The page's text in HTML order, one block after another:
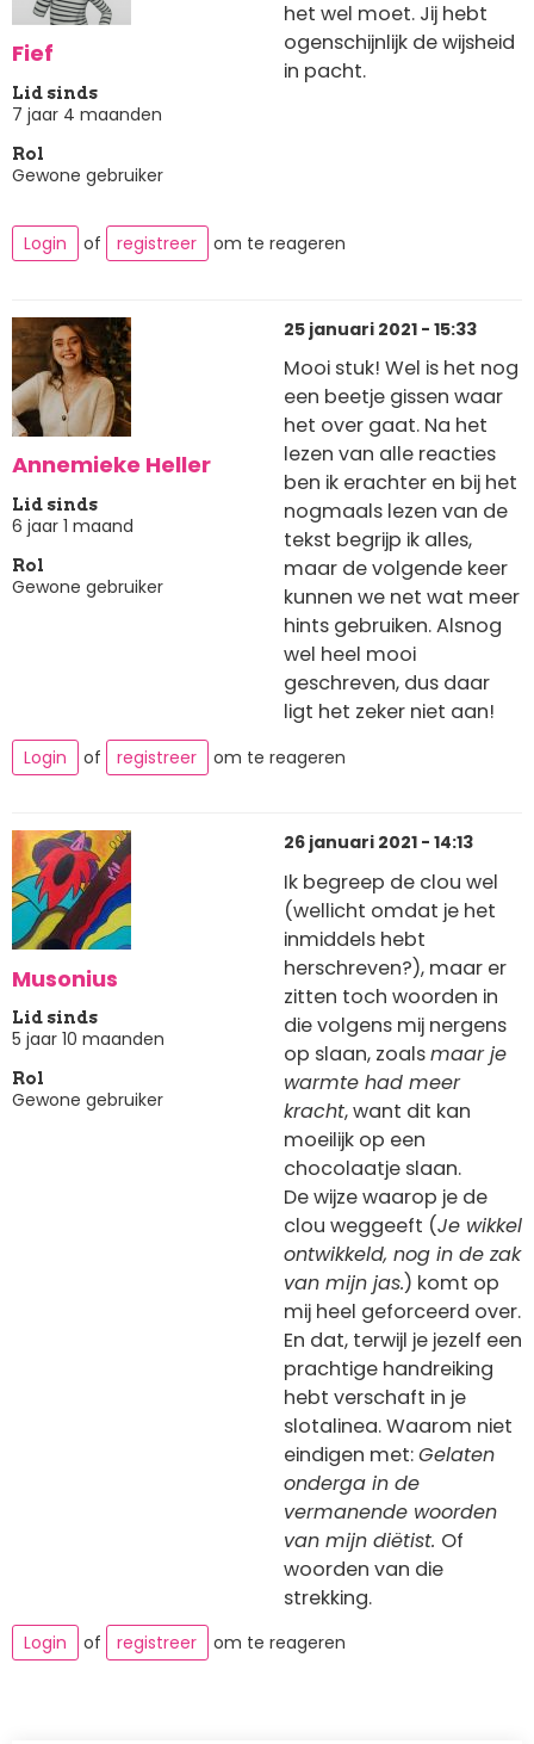
Fief
Lid sinds
7 jaar 4 maanden
Rol
Gewone gebruiker
het wel moet. Jij hebt
ogenschijnlijk de wijsheid
in pacht.
Login of registreer om te reageren
Annemieke Heller
Lid sinds
6 jaar 1 maand
Rol
Gewone gebruiker
25 januari 2021 - 15:33
Mooi stuk! Wel is het nog
een beetje gissen waar
het over gaat. Na het
lezen van alle reacties
ben ik erachter en bij het
nogmaals lezen van de
tekst begrijp ik alles,
maar de volgende keer
kunnen we net wat meer
hints gebruiken. Alsnog
wel heel mooi
geschreven, dus daar
ligt het zeker niet aan!
Login of registreer om te reageren
Musonius
Lid sinds
5 jaar 10 maanden
Rol
Gewone gebruiker
26 januari 2021 - 14:13
Ik begreep de clou wel
(wellicht omdat je het
inmiddels hebt
herschreven?), maar er
zitten toch woorden in
die volgens mij nergens
op slaan, zoalsmaar je
warmte had meer
kracht, want dit kan
moeilijk op een
chocolaatje slaan.
De wijze waarop je de
clou weggeeft (Je wikkel
ontwikkeld, nog in de zak
van mijn jas.) komt op
mij heel geforceerd over.
En dat, terwijl je jezelf een
prachtige handreiking
hebt verschaft in je
slotalinea. Waarom niet
eindigen met:Gelaten
onderga in de
vermanende woorden
van mijn diëtist. Of
woorden van die
strekking.
Login of registreer om te reageren